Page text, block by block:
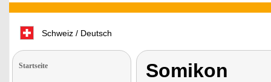
Schweiz / Deutsch
Startseite Somikon